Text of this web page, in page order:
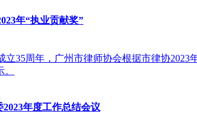
年“执业贡献奖”
35周年，广州市律师协会根据市律协2023
年度工作总结会议